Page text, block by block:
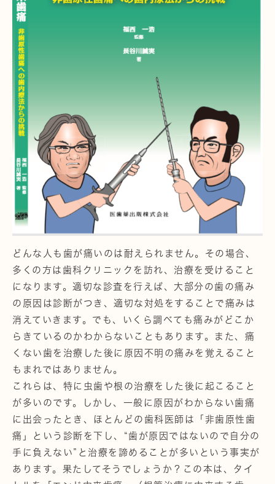
どんな人も歯が痛いのは耐えられません。その場合、
多くの方は歯科クリニックを訪れ、治療を受けること
になります。適切な診査を行えば、大部分の歯の痛み
の原因は診断がつき、適切な対処をすることで痛みは
消えていきます。でも、いくら調べても痛みがどこか
らきているのかわからないこともあります。また、痛
くない歯を治療した後に原因不明の痛みを覚えること
もまれではありません。
これらは、特に虫歯や根の治療をした後に起こること
が多いのです。しかし、一般に原因がわからない歯痛
に出会ったとき、ほとんどの歯科医師は「非歯原性歯
痛」という診断を下し、“歯が原因ではないので自分の
手に負えない”と治療を諦めることが多いという事実が
あります。果たしてそうでしょうか？この本は、タイ